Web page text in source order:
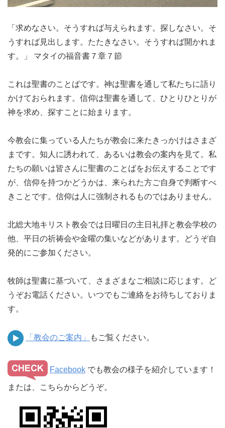
「求めなさい。そうすれば与えられます。探しなさい。そ
うすれば見出します。たたきなさい。そうすれば開かれま
す。」 マタイの福音書７章７節
これは聖書のことばです。神は聖書を通して私たちに語り
かけておられます。信仰は聖書を通して、ひとりひとりが
神を求め、探すことに始まります。
今教会に集っている人たちが教会に来たきっかけはさまざ
まです。知人に誘われて、あるいは教会の案内を見て。私
たちの願いは皆さんに聖書のことばをお伝えすることです
が、信仰を持つかどうかは、来られた方ご自身で判断すべ
きことです。信仰は人に強制されるものではありません。
北総大地キリスト教会では日曜日の主日礼拝と教会学校の
他、平日の祈祷会や金曜の集いなどがあります。どうぞ自
発的にご参加ください。
牧師は聖書に基づいて、さまざまなご相談に応じます。ど
うぞお電話ください。いつでもご連絡をお待ちしておりま
す。
「教会のご案内」 もご覧ください。
Facebook でも教会の様子を紹介しています！
または、こちらからどうぞ。